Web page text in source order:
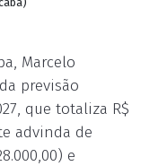
Marcelo
previsão
que totaliza R$
advinda de
e